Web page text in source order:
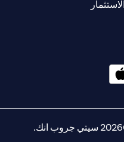
الاستثمار